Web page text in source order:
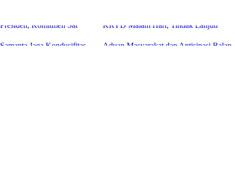
Presiden, Komitmen Sat
Samapta Jaga Kondusifitas
KRYD Malam Hari, Tindak Lanjuti
Aduan Masyarakat dan Antisipasi Balap